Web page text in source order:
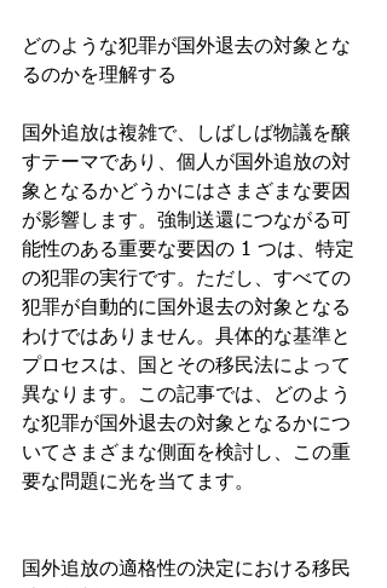
どのような犯罪が国外退去の対象とな
るのかを理解する
国外追放は複雑で、しばしば物議を醸
すテーマであり、個人が国外追放の対
象となるかどうかにはさまざまな要因
が影響します。強制送還につながる可
能性のある重要な要因の 1 つは、特定
の犯罪の実行です。ただし、すべての
犯罪が自動的に国外退去の対象となる
わけではありません。具体的な基準と
プロセスは、国とその移民法によって
異なります。この記事では、どのよう
な犯罪が国外退去の対象となるかにつ
いてさまざまな側面を検討し、この重
要な問題に光を当てます。
国外追放の適格性の決定における移民